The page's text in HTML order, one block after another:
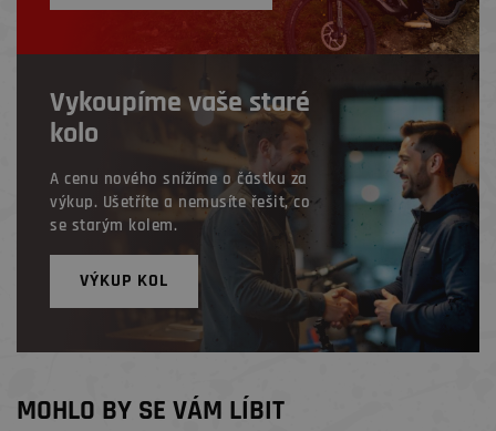
Vykoupíme vaše staré
kolo
A cenu nového snížíme o částku za
výkup. Ušetříte a nemusíte řešit, co
se starým kolem.
VÝKUP KOL
MOHLO BY SE VÁM LÍBIT